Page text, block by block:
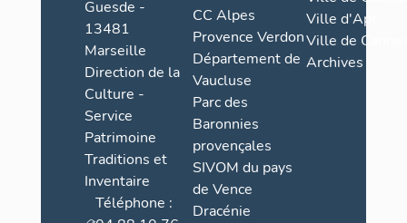
Guesde -
13481
Marseille
Direction de la
Culture -
Service
Patrimoine
Traditions et
Inventaire
Téléphone :
CC Alpes
Provence Verdon
Département de
Vaucluse
Parc des
Baronnies
provençales
SIVOM du pays
de Vence
Dracénie
Ville d'Apt
Ville de
Archives